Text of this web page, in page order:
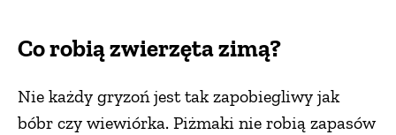
Co robią zwierzęta zimą?
Nie każdy gryzoń jest tak zapobiegliwy jak
bóbr czy wiewiórka. Piżmaki nie robią zapasów